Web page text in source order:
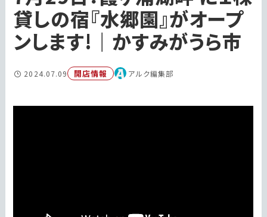
貸しの宿『水郷園』がオープ
ンします!｜かすみがうら市
開店情報
2024.07.09 アルク編集部